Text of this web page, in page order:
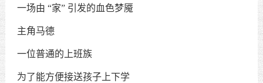
一场由 “家” 引发的血色梦魇
主角马德
一位普通的上班族
为了能方便接送孩子上下学